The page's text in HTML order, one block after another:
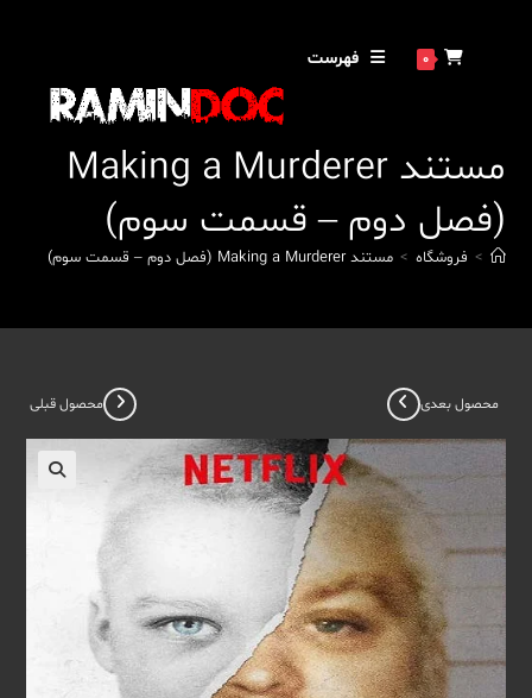
0 فهرست
مستند Making a Murderer
(فصل دوم – قسمت سوم)
> فروشگاه > مستند Making a Murderer (فصل دوم – قسمت سوم)
محصول قبلی محصول بعدی